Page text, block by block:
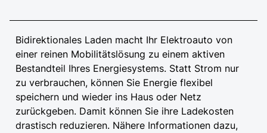
Bidirektionales Laden macht Ihr Elektroauto von
einer reinen Mobilitätslösung zu einem aktiven
Bestandteil Ihres Energiesystems. Statt Strom nur
zu verbrauchen, können Sie Energie flexibel
speichern und wieder ins Haus oder Netz
zurückgeben. Damit können Sie ihre Ladekosten
drastisch reduzieren. Nähere Informationen dazu,